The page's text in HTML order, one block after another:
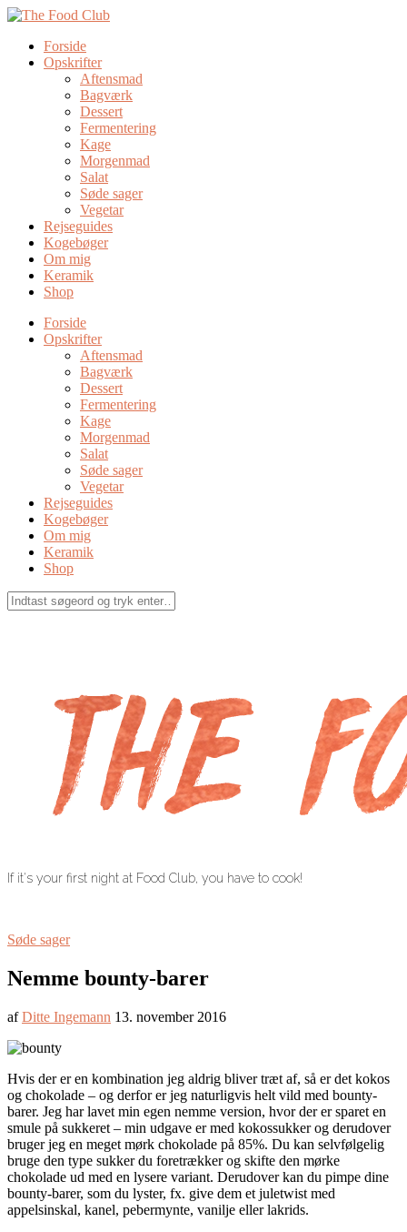
Forside
Opskrifter
Aftensmad
Bagværk
Dessert
Fermentering
Kage
Morgenmad
Salat
Søde sager
Vegetar
Rejseguides
Kogebøger
Om mig
Keramik
Shop
Forside
Opskrifter
Aftensmad
Bagværk
Dessert
Fermentering
Kage
Morgenmad
Salat
Søde sager
Vegetar
Rejseguides
Kogebøger
Om mig
Keramik
Shop
If it's your first night at Food Club, you have to cook!
Søde sager
Nemme bounty-barer
afDitte Ingemann 13. november 2016
Hvis der er en kombination jeg aldrig bliver træt af, så er det kokos
og chokolade – og derfor er jeg naturligvis helt vild med bounty-
barer. Jeg har lavet min egen nemme version, hvor der er sparet en
smule på sukkeret – min udgave er med kokossukker og derudover
bruger jeg en meget mørk chokolade på 85%. Du kan selvfølgelig
bruge den type sukker du foretrækker og skifte den mørke
chokolade ud med en lysere variant. Derudover kan du pimpe dine
bounty-barer, som du lyster, fx. give dem et juletwist med
appelsinskal, kanel, pebermynte, vanilje eller lakrids.